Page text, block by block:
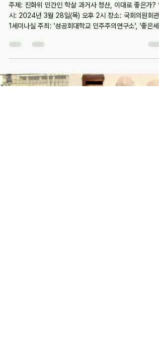
행사
[2024 학술행사] "진실과화해위원회
민간인 학살 과거청산 토론회"
시: 2024년 3월 28일(목) 오후 2시 장소: 국회의원회관
1세미나실 주최: '성공회대학교 민주주의연구소', '좋은세